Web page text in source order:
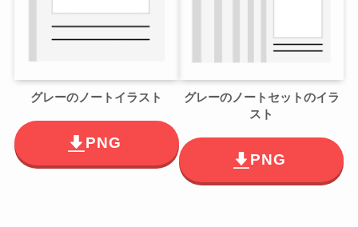
グレーのノートイラスト
PNG
グレーのノートセットのイラ
スト
PNG